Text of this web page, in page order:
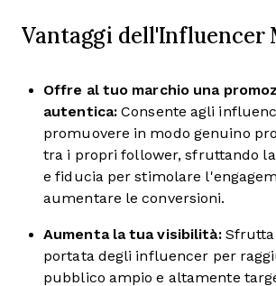
Vantaggi dell'Influencer
Offre al tuo marchio una
autentica: Consente agli
promuovere in modo genuino
tra i propri follower, sfruttando
e fiducia per stimolare
aumentare le conversioni.
Aumenta la tua visibilità:Sfrutta
portata degli influencer per
pubblico ampio e altamente